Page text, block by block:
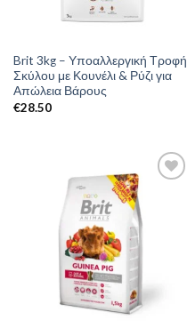
Brit 3kg – Υποαλλεργική Τροφή
Σκύλου με Κουνέλι & Ρύζι για
Απώλεια Βάρους
€28.50